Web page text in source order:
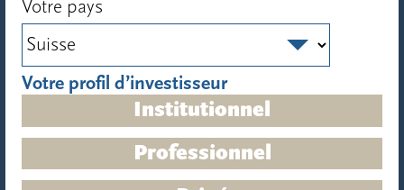
Votre pays
Votre profil d’investisseur
Institutionnel
Professionnel
26.09.2026
M2 Speed Tour 2026
– Grand Prix Cercle
de la Voile de
Villeneuve